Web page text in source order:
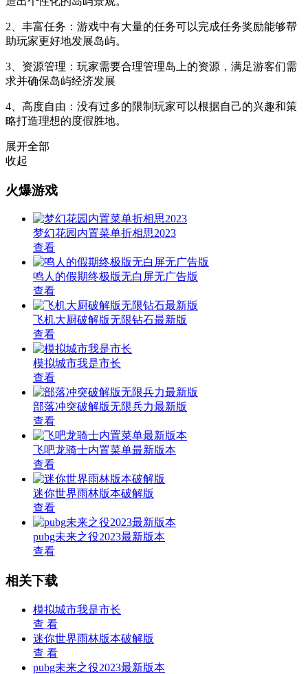
2、丰富任务：游戏中有大量的任务可以完成任务奖励能够帮
助玩家更好地发展岛屿。
3、资源管理：玩家需要合理管理岛上的资源，满足游客们需
求并确保岛屿经济发展
4、高度自由：没有过多的限制玩家可以根据自己的兴趣和策
略打造理想的度假胜地。
展开全部
收起
火爆游戏
梦幻花园内置菜单折相思2023
查看
鸣人的假期终极版无白屏无广告版
查看
飞机大厨破解版无限钻石最新版
查看
模拟城市我是市长
查看
部落冲突破解版无限兵力最新版
查看
飞吧龙骑士内置菜单最新版本
查看
迷你世界雨林版本破解版
查看
pubg未来之役2023最新版本
查看
相关下载
模拟城市我是市长
查 看
迷你世界雨林版本破解版
查 看
pubg未来之役2023最新版本